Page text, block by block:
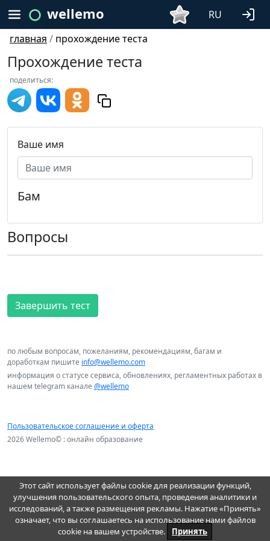
wellemo
RU
главная / прохождение теста
Прохождение теста
поделиться:
Ваше имя
Бам
Вопросы
Завершить тест
по любым вопросам, пожеланиям, рекомендациям, багам и
доработкам пишите info@wellemo.com
информация о статусе сервиса, обновлениях, регламентных работах в
нашем telegram канале @wellemo
Пользовательское соглашение и оферта
2026 Wellemo© : онлайн образование
Этот сайт использует файлы cookie для реализации функций,
улучшения пользовательского опыта, проведения аналитики и
исследований, а также размещения рекламы. Нажатие «Принять»
означает, что вы соглашаетесь на использование нами файлов
cookie на вашем устройстве.
Принять